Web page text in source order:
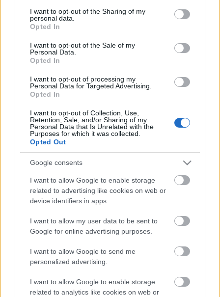
not limited to your visit or usage behaviour. You may click to
grant or deny consent to Google and its third-party tags to
use your data for below specified purposes in below Google
consent section.
I want to opt-out of the Sharing of my
personal data.
Opted In
I want to opt-out of the Sale of my
Personal Data.
Opted In
I want to opt-out of processing my
Personal Data for Targeted Advertising.
Opted In
I want to opt-out of Collection, Use,
Retention, Sale, and/or Sharing of my
Personal Data that Is Unrelated with the
Purposes for which it was collected.
Opted Out
Google consents
I want to allow Google to enable storage
related to advertising like cookies on web or
device identifiers in apps.
I want to allow my user data to be sent to
Google for online advertising purposes.
I want to allow Google to send me
personalized advertising.
I want to allow Google to enable storage
related to analytics like cookies on web or
másodfokúra csökken a riasztás
HIRDETÉS
Paks II.: Mit jelent az 5. blokk új
mérföldköve a felülvizsgálat
árnyékában?
Fontos a postaládákba költöző
széncinegék védelme